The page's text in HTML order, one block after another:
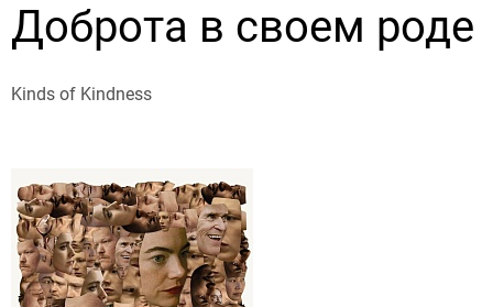
Доброта в своем роде
Kinds of Kindness